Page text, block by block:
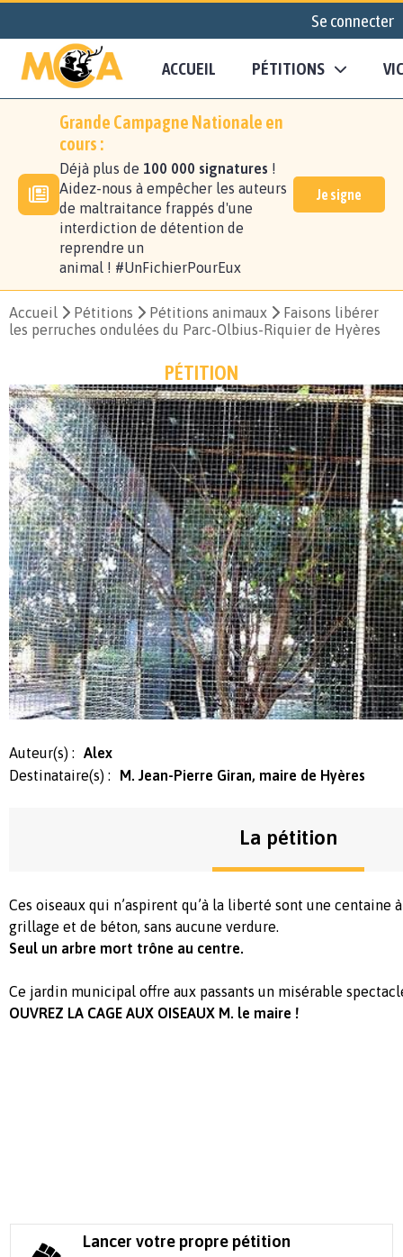
Se connecter
ACCUEIL PÉTITIONS
Grande Campagne Nationale en
cours :
Déjà plus de 100 000 signatures !
Aidez-nous à empêcher les auteurs
de maltraitance frappés d'une
interdiction de détention de
reprendre un
animal ! #UnFichierPourEux
Je signe
Accueil Pétitions Pétitions animaux
Faisons libérer
les perruches ondulées du Parc-Olbius-Riquier de Hyères
PÉTITION
Auteur(s) :
Alex
Destinataire(s) :
M. Jean-Pierre Giran, maire de Hyères
La pétition
Ces oiseaux qui n’aspirent qu’à la liberté sont une centaine
grillage et de béton, sans aucune verdure.
Seul un arbre mort trône au centre.
Ce jardin municipal offre aux passants un misérable
OUVREZ LA CAGE AUX OISEAUX M. le maire !
Lancer votre propre pétition